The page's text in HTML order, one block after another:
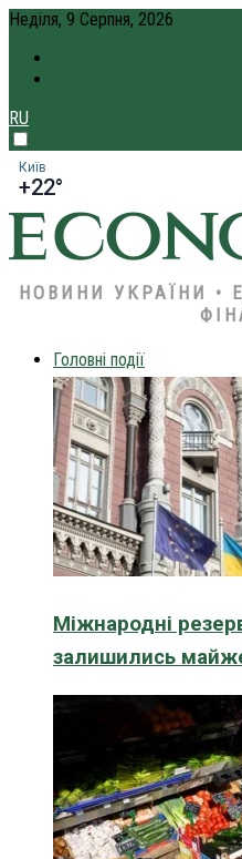
Неділя, 9 Серпня, 2026
RU
Київ
+22°
НОВИНИ УКРАЇНИ •
Головні події
Міжнародні
залишились